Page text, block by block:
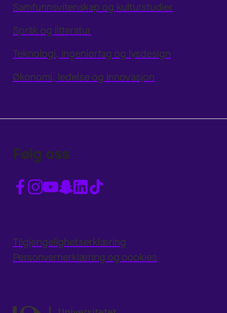
Samfunnsvitenskap og kulturstudier
Språk og litteratur
Teknologi, ingeniørfag og lysdesign
Økonomi, ledelse og innovasjon
Følg oss
Tilgjengelighetserklæring
Personvernerklæring og cookies